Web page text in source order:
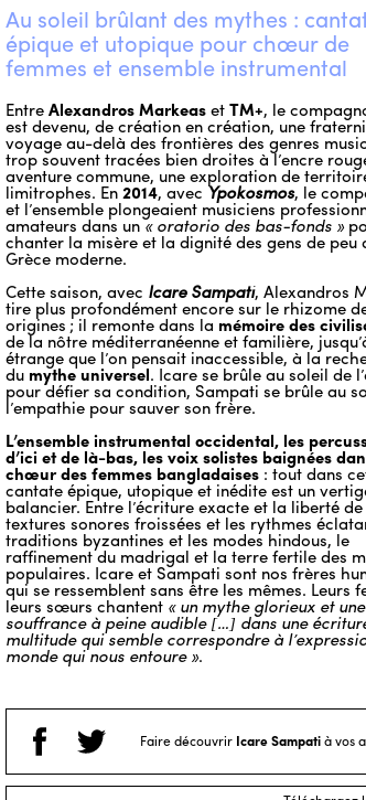
Au soleil brûlant des mythes :
épique et utopique pour chœur de
femmes et ensemble instrumental
EntreAlexandros MarkeasetTM+, le
est devenu, de création en création, une
voyage au-delà des frontières des genres
trop souvent tracées bien droites à l’encre
aventure commune, une exploration de
limitrophes. En2014, avec Ypokosmos, le
et l’ensemble plongeaient musiciens
amateurs dans un« oratorio des bas-fonds »
chanter la misère et la dignité des gens de peu
Grèce moderne.
Cette saison, avec Icare Sampati, Alexandros
tire plus profondément encore sur le rhizome
origines ; il remonte dans la mémoire des
de la nôtre méditerranéenne et familière,
étrange que l’on pensait inaccessible, à la
du mythe universel. Icare se brûle au soleil de
pour défier sa condition, Sampati se brûle au
l’empathie pour sauver son frère.
L’ensemble instrumental occidental, les
d’ici et de là-bas, les voix solistes baignées
chœur des femmes bangladaises : tout dans
cantate épique, utopique et inédite est un
balancier. Entre l’écriture exacte et la liberté de
textures sonores froissées et les rythmes
traditions byzantines et les modes hindous, le
raffinement du madrigal et la terre fertile des
populaires. Icare et Sampati sont nos frères
qui se ressemblent sans être les mêmes. Leurs
leurs sœurs chantent « un mythe glorieux et une
souffrance à peine audible […] dans une
multitude qui semble correspondre à
monde qui nous entoure ».
Faire découvrir Icare Sampatià vos